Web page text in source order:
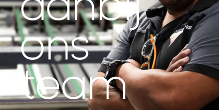
ons
team